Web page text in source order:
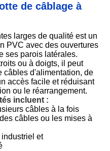
de câblage à
larges de qualité est un
PVC avec des ouvertures
ses parois latérales.
ou à doigts, il peut
câbles d'alimentation, de
accès facile et réduisant
ou le réarrangement.
incluent :
câbles à la fois
câbles ou les mises à
et